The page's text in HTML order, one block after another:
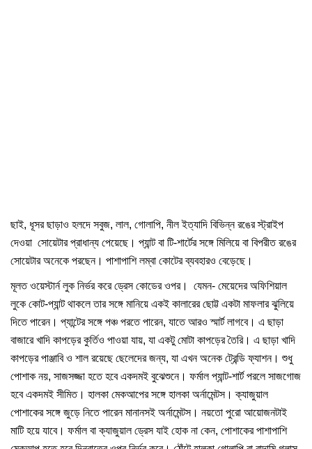
ছাই, ধূসর ছাড়াও হলদে সবুজ, লাল, গোলাপি, নীল ইত্যাদি বিভিন্ন রঙের স্ট্রাইপ
দেওয়া সোয়েটার প্রাধান্য পেয়েছে। প্যান্ট বা টি-শার্টের সঙ্গে মিলিয়ে বা বিপরীত রঙের
সোয়েটার অনেকে পরছেন। পাশাপাশি লম্বা কোটের ব্যবহারও বেড়েছে।
মূলত ওয়েস্টার্ন লুক নির্ভর করে ড্রেস কোডের ওপর। যেমন- মেয়েদের অফিশিয়াল
লুকে কোট-প্যান্ট থাকলে তার সঙ্গে মানিয়ে একই কালারের ছোট্ট একটা মাফলার ঝুলিয়ে
দিতে পারেন। প্যান্টের সঙ্গে পঞ্চ পরতে পারেন, যাতে আরও স্মার্ট লাগবে। এ ছাড়া
বাজারে খাদি কাপড়ের কুর্তিও পাওয়া যায়, যা একটু মোটা কাপড়ের তৈরি। এ ছাড়া খাদি
কাপড়ের পাঞ্জাবি ও শাল রয়েছে ছেলেদের জন্য, যা এখন অনেক ট্রেন্ডি ফ্যাশন। শুধু
পোশাক নয়, সাজসজ্জা হতে হবে একদমই বুঝেশুনে। ফর্মাল প্যান্ট-শার্ট পরলে সাজগোজ
হবে একদমই সীমিত। হালকা মেকআপের সঙ্গে হালকা অর্নামেন্টস। ক্যাজুয়াল
পোশাকের সঙ্গে জুড়ে নিতে পারেন মানানসই অর্নামেন্টস। নয়তো পুরো আয়োজনটাই
মাটি হয়ে যাবে। ফর্মাল বা ক্যাজুয়াল ড্রেস যাই হোক না কেন, পোশাকের পাশাপাশি